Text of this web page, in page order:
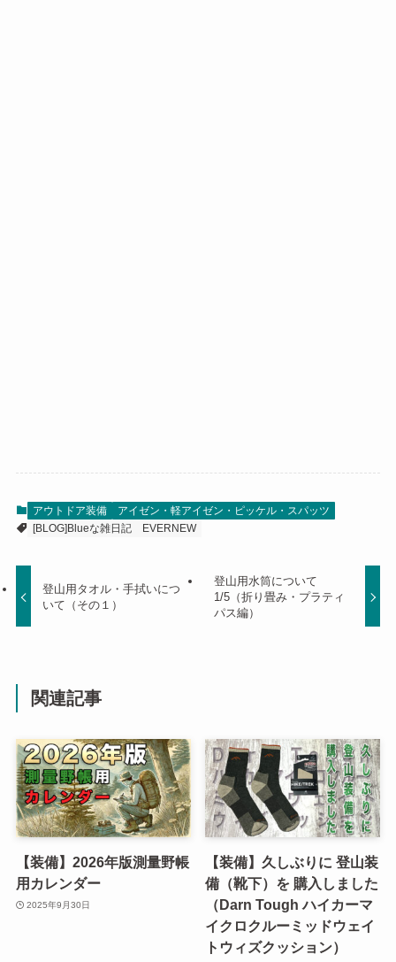
アウトドア装備
アイゼン・軽アイゼン・ピッケル・スパッツ
[BLOG]Blueな雑日記
EVERNEW
登山用タオル・手拭いにつ
いて（その１）
登山用水筒について
1/5（折り畳み・プラティ
パス編）
関連記事
【装備】2026年版測量野帳
用カレンダー
2025年9月30日
【装備】久しぶりに 登山装
備（靴下）を 購入しました
（Darn Tough ハイカーマ
イクロクルーミッドウェイ
トウィズクッション）